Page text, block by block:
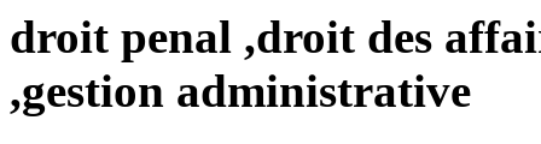
droit penal ,droit des
,gestion administrative